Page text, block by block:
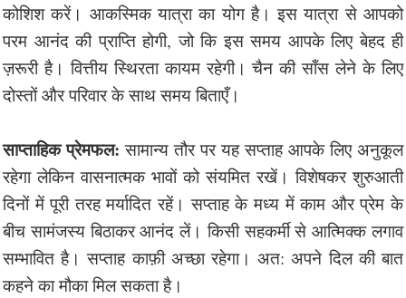
कोशिश करें। आकस्मिक यात्रा का योग है। इस यात्रा से आपको
परम आनंद की प्राप्ति होगी, जो कि इस समय आपके लिए बेहद ही
ज़रूरी है। वित्तीय स्थिरता कायम रहेगी। चैन की साँस लेने के लिए
दोस्तों और परिवार के साथ समय बिताएँ।
साप्ताहिक प्रेमफल: सामान्य तौर पर यह सप्ताह आपके लिए अनुकूल
रहेगा लेकिन वासनात्मक भावों को संयमित रखें। विशेषकर शुरुआती
दिनों में पूरी तरह मर्यादित रहें। सप्ताह के मध्य में काम और प्रेम के
बीच सामंजस्य बिठाकर आनंद लें। किसी सहकर्मी से आत्मिक्क लगाव
सम्भावित है। सप्ताह काफ़ी अच्छा रहेगा। अत: अपने दिल की बात
कहने का मौका मिल सकता है।